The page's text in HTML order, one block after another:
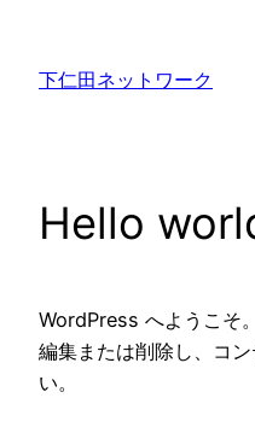
下仁田ネットワーク
Hello
WordPress へようこそ
編集または削除し、コ
い。